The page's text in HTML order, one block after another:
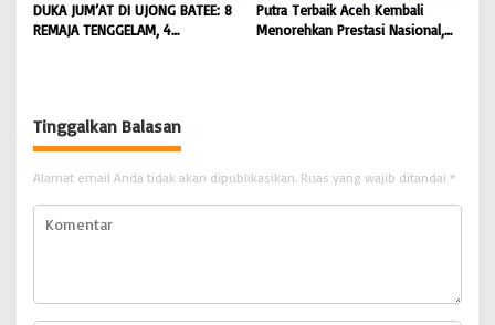
DUKA JUM’AT DI UJONG BATEE: 8
REMAJA TENGGELAM, 4
Putra Terbaik Aceh Kembali
Menorehkan Prestasi Nasional,
Tinggalkan Balasan
Alamat email Anda tidak akan dipublikasikan. Ruas yang wajib ditandai *